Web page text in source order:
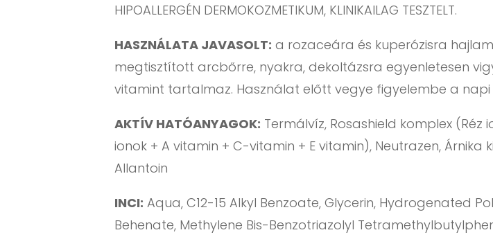
HIPOALLERGÉN DERMOKOZMETIKUM, KLINIKAILAG TESZTELT.
HASZNÁLATA JAVASOLT: a rozaceára és kuperózisra
megtisztított arcbőrre, nyakra, dekoltázsra egyenletesen
vitamint tartalmaz. Használat előtt vegye figyelembe a napi
AKTÍV HATÓANYAGOK: Termálvíz, Rosashield komplex (Réz
ionok + A vitamin + C-vitamin + E vitamin), Neutrazen, Árnika
Allantoin
INCI: Aqua, C12-15 Alkyl Benzoate, Glycerin, Hydrogenated
Behenate, Methylene Bis-Benzotriazolyl